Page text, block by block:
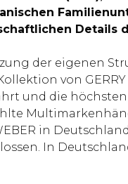
der eigenen
von
und die
in
In